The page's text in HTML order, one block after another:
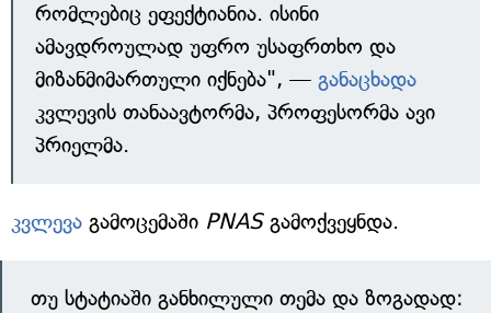
რომლებიც ეფექტიანია. ისინი
ამავდროულად უფრო უსაფრთხო და
მიზანმიმართული იქნება", — განაცხადა
კვლევის თანაავტორმა, პროფესორმა ავი
პრიელმა.
კვლევა გამოცემაში PNASგამოქვეყნდა.
თუ სტატიაში განხილული თემა და ზოგადად: